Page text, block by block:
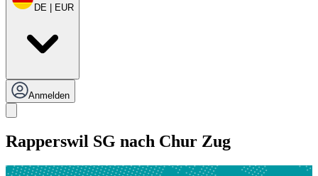
DE | EUR
Anmelden
Rapperswil SG nach Chur Zug